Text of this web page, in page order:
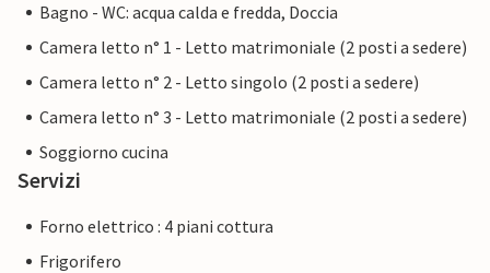
Bagno - WC: acqua calda e fredda, Doccia
Camera letto n° 1 - Letto matrimoniale (2 posti a sedere)
Camera letto n° 2 - Letto singolo (2 posti a sedere)
Camera letto n° 3 - Letto matrimoniale (2 posti a sedere)
Soggiorno cucina
Servizi
Forno elettrico : 4 piani cottura
Frigorifero